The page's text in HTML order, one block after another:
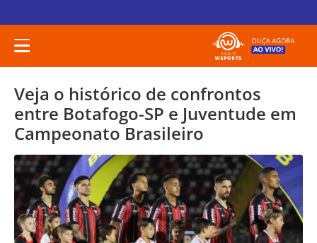
Veja o histórico de confrontos
entre Botafogo-SP e Juventude em
Campeonato Brasileiro